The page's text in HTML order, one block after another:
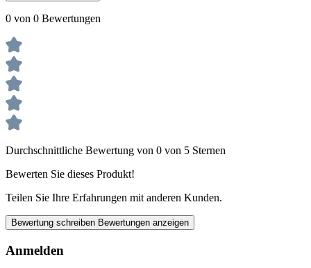
0 von 0 Bewertungen
Durchschnittliche Bewertung von 0 von 5 Sternen
Bewerten Sie dieses Produkt!
Teilen Sie Ihre Erfahrungen mit anderen Kunden.
Bewertung schreiben Bewertungen anzeigen
Anmelden